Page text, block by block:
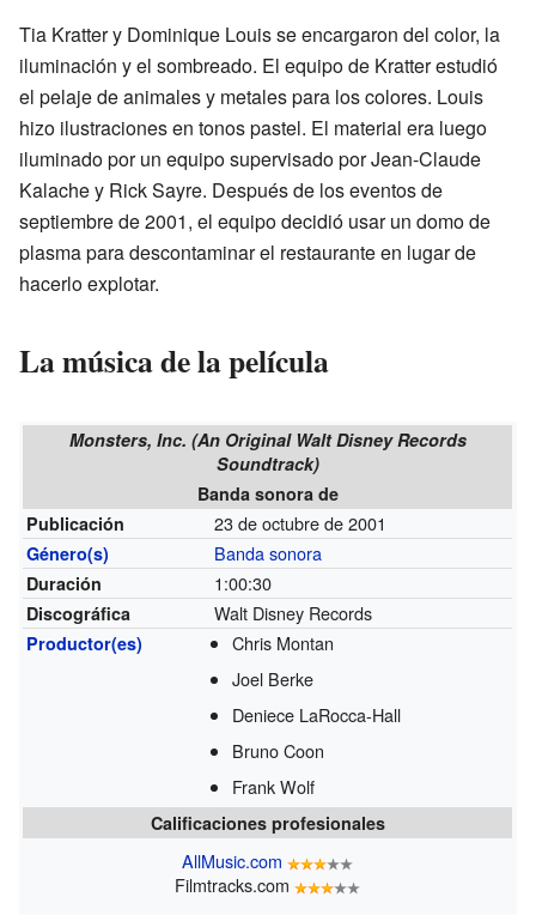
Tia Kratter y Dominique Louis se encargaron del color, la
iluminación y el sombreado. El equipo de Kratter estudió
el pelaje de animales y metales para los colores. Louis
hizo ilustraciones en tonos pastel. El material era luego
iluminado por un equipo supervisado por Jean-Claude
Kalache y Rick Sayre. Después de los eventos de
septiembre de 2001, el equipo decidió usar un domo de
plasma para descontaminar el restaurante en lugar de
hacerlo explotar.
La música de la película
Monsters, Inc. (An Original Walt Disney Records
Soundtrack)
Banda sonora de
Publicación
23 de octubre de 2001
Género(s) Banda sonora
Duración 1:00:30
Discográfica Walt Disney Records
Productor(es)
Chris Montan
Joel Berke
Deniece LaRocca-Hall
Bruno Coon
Frank Wolf
Calificaciones profesionales
AllMusic.com
Filmtracks.com